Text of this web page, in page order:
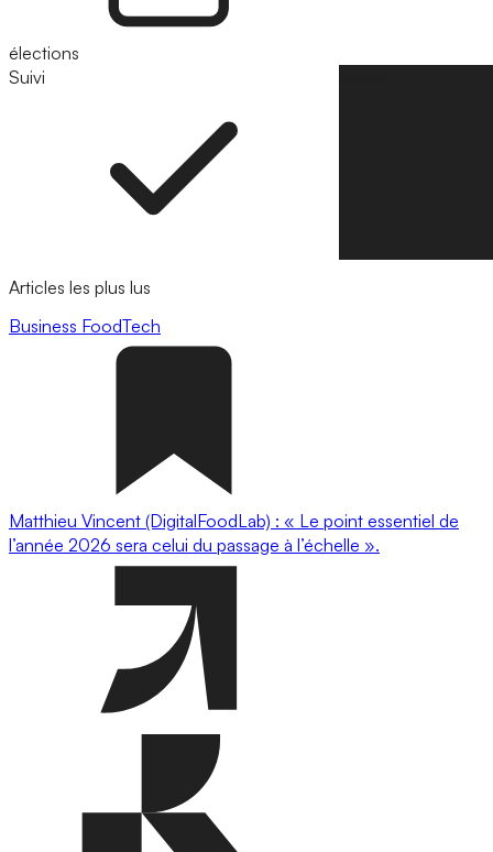
élections
Suivi
Articles les plus lus
Business FoodTech
Matthieu Vincent (DigitalFoodLab) : « Le point essentiel de
l’année 2026 sera celui du passage à l’échelle ».